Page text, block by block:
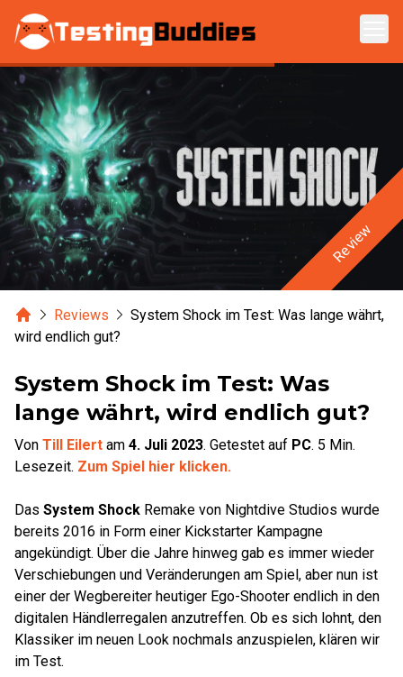
Zum Hauptinhalt springen
Review
HomeReviews
System Shock im Test: Was lange währt,
wird endlich gut?
System Shock im Test: Was
lange währt, wird endlich gut?
Von Till Eilert am 4. Juli 2023. Getestet auf PC. 5 Min.
Lesezeit. Zum Spiel hier klicken.
Das System Shock Remake von Nightdive Studios wurde
bereits 2016 in Form einer Kickstarter Kampagne
angekündigt. Über die Jahre hinweg gab es immer wieder
Verschiebungen und Veränderungen am Spiel, aber nun ist
einer der Wegbereiter heutiger Ego-Shooter endlich in den
digitalen Händlerregalen anzutreffen. Ob es sich lohnt, den
Klassiker im neuen Look nochmals anzuspielen, klären wir
im Test.